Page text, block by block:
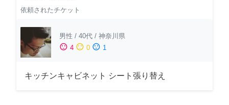
依頼されたチケット
男性 / 40代 / 神奈川県
sentiment_satisfied 4 sentiment_neutral 0 sentiment_dissatisfied 1
キッチンキャビネット シート張り替え